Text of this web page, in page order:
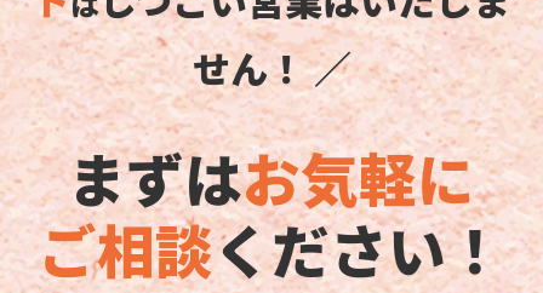
せん！ ／
まずはお気軽に
ご相談ください！